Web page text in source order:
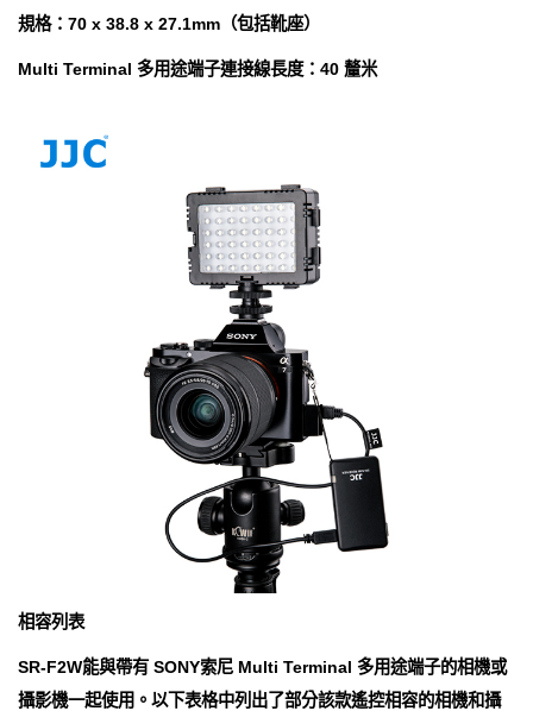
規格：70 x 38.8 x 27.1mm（包括靴座）
Multi Terminal 多用途端子連接線長度：40 釐米
相容列表
SR-F2W能與帶有 SONY索尼 Multi Terminal 多用途端子的相機或
攝影機一起使用。以下表格中列出了部分該款遙控相容的相機和攝